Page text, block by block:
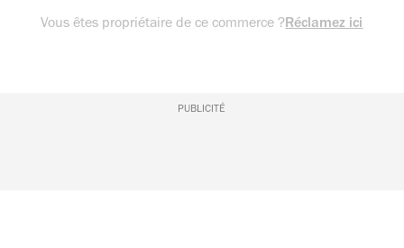
Vous êtes propriétaire de ce commerce ?Réclamez ici
PUBLICITÉ